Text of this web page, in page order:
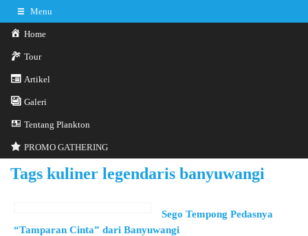
Menu
Home
Tour
Artikel
Galeri
Tentang Plankton
PROMO GATHERING
Tags kuliner legendaris banyuwangi
Sego Tempong Pedasnya
“Tamparan Cinta” dari Banyuwangi